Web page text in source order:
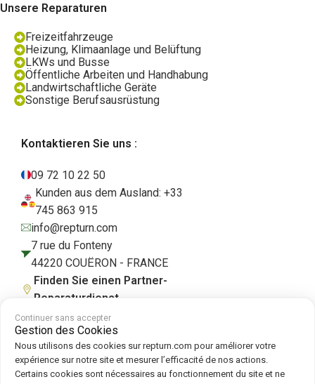
Unsere Reparaturen
Freizeitfahrzeuge
Heizung, Klimaanlage und Belüftung
LKWs und Busse
Öffentliche Arbeiten und Handhabung
Landwirtschaftliche Geräte
Sonstige Berufsausrüstung
Kontaktieren Sie uns :
09 72 10 22 50
Kunden aus dem Ausland: +33
745 863 915
info@repturn.com
7 rue du Fonteny
44220 COUËRON - FRANCE
Finden Sie einen Partner-
Reparaturdienst
AGB|Impressum|Datenschutzerklärung|Cookies|Cookie-Richtlinie
Continuer sans accepter
Gestion des Cookies
Nous utilisons des cookies sur repturn.com pour améliorer votre
expérience sur notre site et mesurer l’efficacité de nos actions.
Certains cookies sont nécessaires au fonctionnement du site et ne